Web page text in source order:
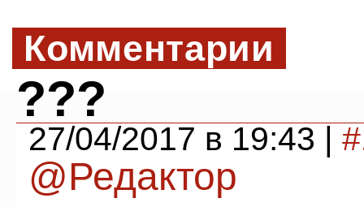
Комментарии
???
27/04/2017 в 19:43 |
@Редактор